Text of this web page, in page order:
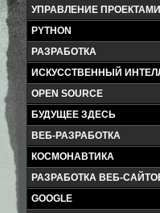
УПРАВЛЕНИЕ ПРОЕКТАМИ
PYTHON
РАЗРАБОТКА
ИСКУССТВЕННЫЙ
OPEN SOURCE
БУДУЩЕЕ ЗДЕСЬ
ВЕБ-РАЗРАБОТКА
КОСМОНАВТИКА
РАЗРАБОТКА ВЕБ-
GOOGLE